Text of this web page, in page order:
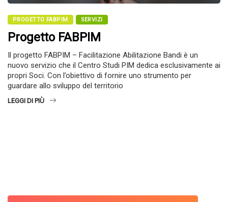
PROGETTO FABPIM SERVIZI
Progetto FABPIM
Il progetto FABPIM – Facilitazione Abilitazione Bandi è un
nuovo servizio che il Centro Studi PIM dedica esclusivamente ai
propri Soci. Con l’obiettivo di fornire uno strumento per
guardare allo sviluppo del territorio
LEGGI DI PIÙ